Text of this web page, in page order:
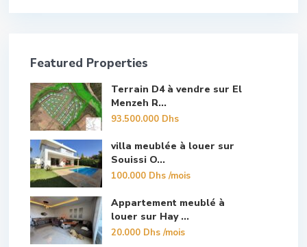
Featured Properties
Terrain D4 à vendre sur El
Menzeh R...
93.500.000 Dhs
villa meublée à louer sur
Souissi O...
100.000 Dhs/mois
Appartement meublé à
louer sur Hay ...
20.000 Dhs/mois